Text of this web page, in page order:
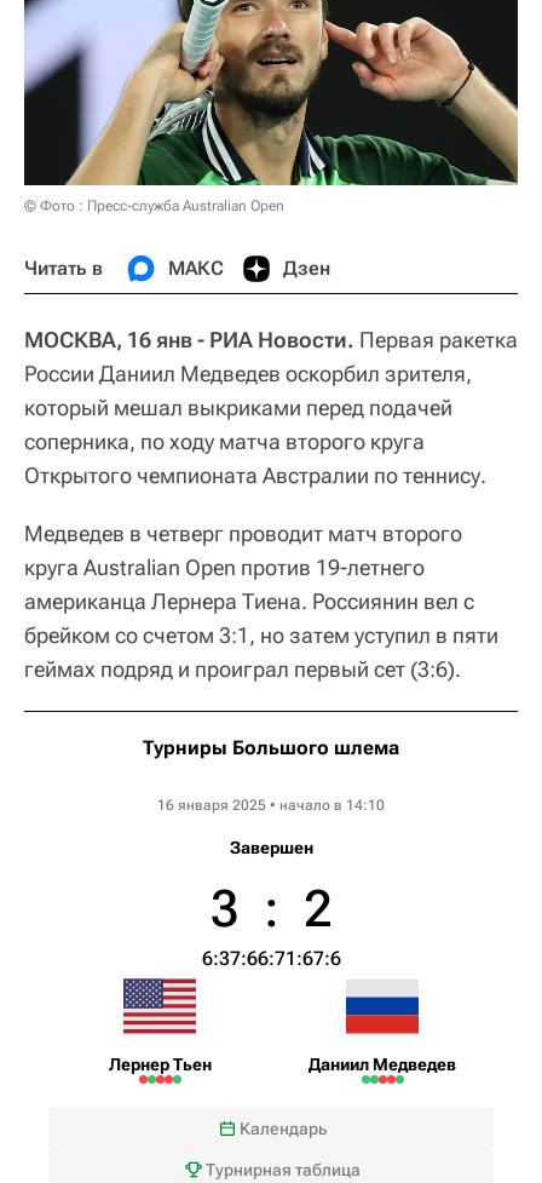
© Фото : Пресс-служба Australian Open
Читать в МАКС Дзен
МОСКВА, 16 янв - РИА Новости. Первая ракетка
России Даниил Медведев оскорбил зрителя,
который мешал выкриками перед подачей
соперника, по ходу матча второго круга
Открытого чемпионата Австралии по теннису.
Медведев в четверг проводит матч второго
круга Australian Open против 19-летнего
американца Лернера Тиена. Россиянин вел с
брейком со счетом 3:1, но затем уступил в пяти
геймах подряд и проиграл первый сет (3:6).
Турниры Большого шлема
16 января 2025 • начало в 14:10
Завершен
Лернер Тьен
3 : 2
6:37:66:71:67:6
Даниил Медведев
Календарь
Турнирная таблица